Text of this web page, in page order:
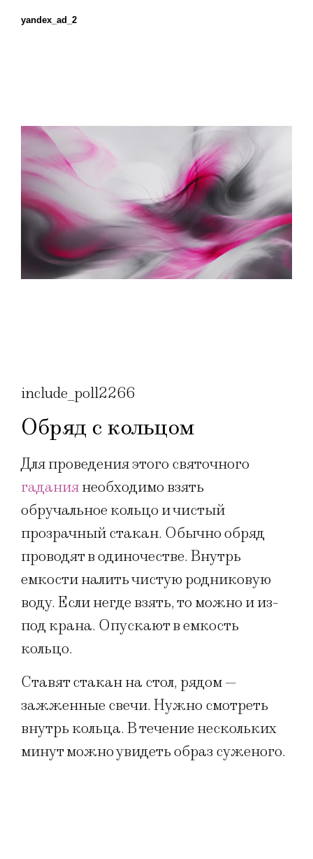
yandex_ad_2
include_poll2266
Обряд с кольцом
Для проведения этого святочного
гаданиянеобходимо взять
обручальное кольцо и чистый
прозрачный стакан. Обычно обряд
проводят в одиночестве. Внутрь
емкости налить чистую родниковую
воду. Если негде взять, то можно и из-
под крана. Опускают в емкость
кольцо.
Ставят стакан на стол, рядом —
зажженные свечи. Нужно смотреть
внутрь кольца. В течение нескольких
минут можно увидеть образ суженого.